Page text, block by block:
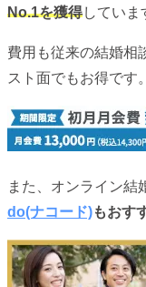
No.1を獲得していま
費用も従来の結婚相
スト面でもお得です。
また、オンライン結
do(ナコード)もおす